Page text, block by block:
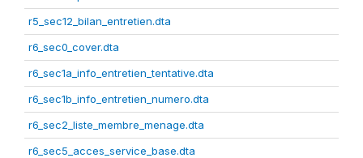
r5_sec12_bilan_entretien.dta
r6_sec0_cover.dta
r6_sec1a_info_entretien_tentative.dta
r6_sec1b_info_entretien_numero.dta
r6_sec2_liste_membre_menage.dta
r6_sec5_acces_service_base.dta